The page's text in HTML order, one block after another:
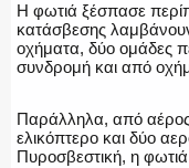
Η φωτιά ξέσπασε
κατάσβεσης
οχήματα, δύο ομάδες
συνδρομή και από
Παράλληλα, από αέρος
ελικόπτερο και δύο
Πυροσβεστική, η φωτιά